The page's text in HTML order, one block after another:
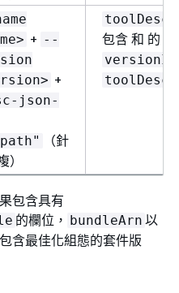
+ --
+
json-
（針
包含 和 的
versionId
包含具有
的欄位， bundleArn 以
含最佳化組態的套件版